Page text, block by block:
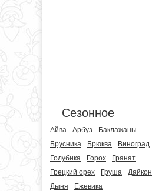
Сезонное
Айва Арбуз
Баклажаны
Брусника
Брюква
Виноград
Голубика
Горох
Гранат
Грецкий орех
Груша
Дайкон
Дыня
Ежевика